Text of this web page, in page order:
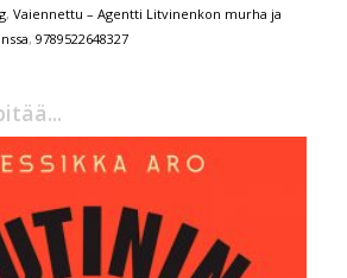
, Vaiennettu – Agentti Litvinenkon murha ja
, 9789522648327